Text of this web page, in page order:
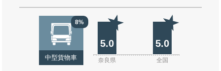
8%
中型貨物車
5.0 5.0
奈良県 全国